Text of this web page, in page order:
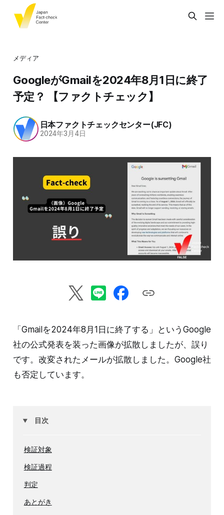
メディア
GoogleがGmailを2024年8月1日に終了
予定？ 【ファクトチェック】
日本ファクトチェックセンター(JFC)
2024年3月4日
「Gmailを2024年8月1日に終了する」というGoogle
社の公式発表を装った画像が拡散しましたが、誤り
です。改変されたメールが拡散しました。Google社
も否定しています。
目次
検証対象
検証過程
判定
あとがき